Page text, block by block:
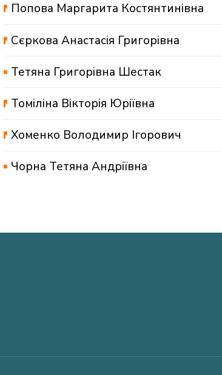
Попова Маргарита Костянтинівна
Сєркова Анастасія Григорівна
Тетяна Григорівна Шестак
Томіліна Вікторія Юріївна
Хоменко Володимир Ігорович
Чорна Тетяна Андріївна